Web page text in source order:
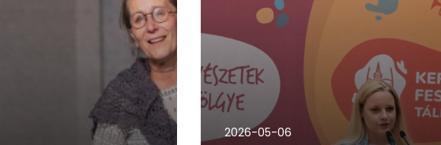
2026-05-06